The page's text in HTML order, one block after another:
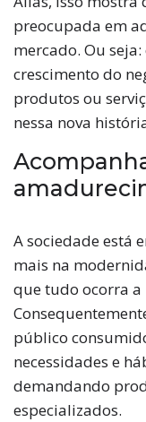
preocupada em
mercado. Ou
crescimento do
produtos ou
nessa nova
A sociedade está
mais na
que tudo ocorra
público
necessidades e
demandando
especializados.